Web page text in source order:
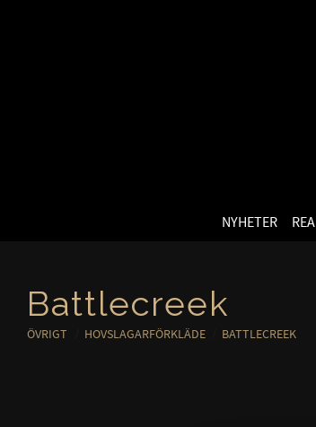
NYHETER REA
Battlecreek
ÖVRIGT HOVSLAGARFÖRKLÄDE BATTLECREEK